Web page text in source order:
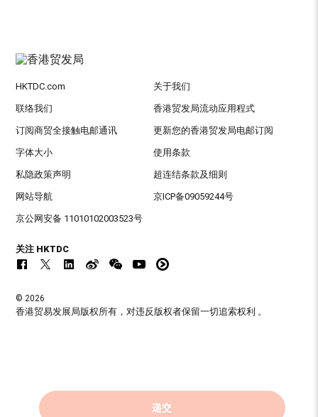
递交
HKTDC.com 关于我们
联络我们 香港贸发局流动应用程式
订阅商贸全接触电邮通讯 更新您的香港贸发局电邮订阅
字体大小 使用条款
私隐政策声明 超连结条款及细则
网站导航 京ICP备09059244号
京公网安备 11010102003523号
关注 HKTDC
© 2026
香港贸易发展局版权所有，对违反版权者保留一切追索权利 。